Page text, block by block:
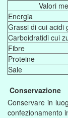
Valori
Energia
Grassi di cui acidi
Carboidratidi cui
Fibre
Proteine
Sale
Conservazione
Conservare in
confezionamento